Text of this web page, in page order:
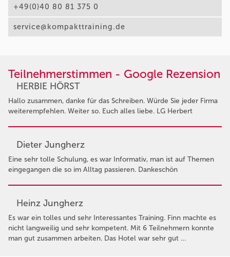
+49(0)40 80 81 375 0
service@kompakttraining.de
Teilnehmerstimmen - Google Rezension
HERBIE HÖRST
Hallo zusammen, danke für das Schreiben. Würde Sie jeder Firma
weiterempfehlen. Weiter so. Euch alles liebe. LG Herbert
Dieter Jungherz
Eine sehr tolle Schulung, es war Informativ, man ist auf Themen
eingegangen die so im Alltag passieren. Dankeschön
Heinz Jungherz
Es war ein tolles und sehr Interessantes Training. Finn machte es
nicht langweilig und sehr kompetent. Mit 6 Teilnehmern konnte
man gut zusammen arbeiten. Das Hotel war sehr gut …